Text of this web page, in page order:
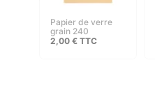
papier de verre
grain 240
2,00 €TTC